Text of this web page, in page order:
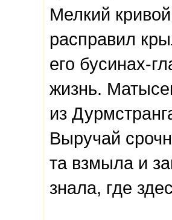
Мелкий
расправил
его бусинах-
жизнь.
из
Выручай
та взмыла и
знала, где